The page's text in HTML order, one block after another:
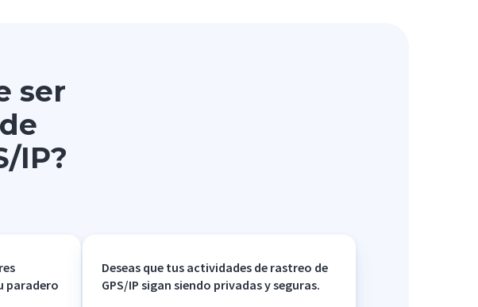
ser
IP?
paradero
Deseas que tus actividades de rastreo de
GPS/IP sigan siendo privadas y seguras.